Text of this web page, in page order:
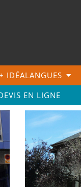
IDÉALANGUES
EN LIGNE